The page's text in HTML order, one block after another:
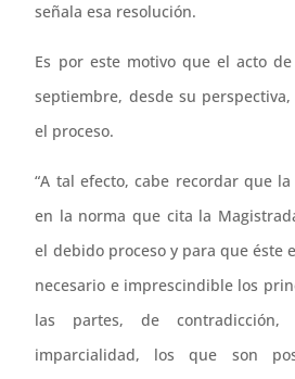
señala esa resolución.
Es por este motivo que el acto
septiembre, desde su
el proceso.
“A tal efecto, cabe recordar que
en la norma que cita la
el debido proceso y para que éste
necesario e imprescindible los
las partes, de
imparcialidad, los que son